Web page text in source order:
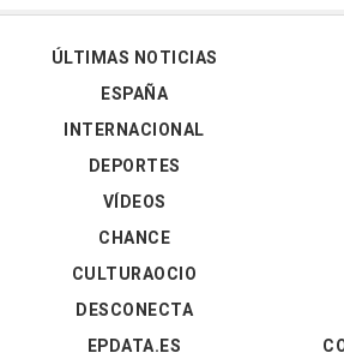
ÚLTIMAS NOTICIAS
ESPAÑA
INTERNACIONAL
DEPORTES
VÍDEOS
CHANCE
CULTURAOCIO
DESCONECTA
EPDATA.ES